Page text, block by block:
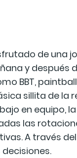
de una
y después
BBT,
sillita de la
en equipo,
las
A través